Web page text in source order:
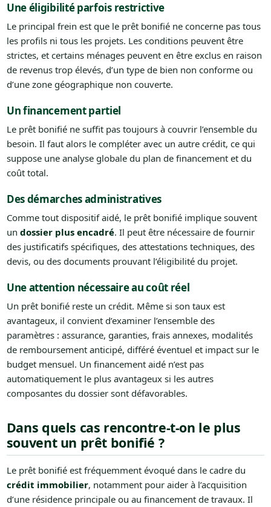
Une éligibilité parfois restrictive
Le principal frein est que le prêt bonifié ne concerne pas tous
les profils ni tous les projets. Les conditions peuvent être
strictes, et certains ménages peuvent en être exclus en raison
de revenus trop élevés, d’un type de bien non conforme ou
d’une zone géographique non couverte.
Un financement partiel
Le prêt bonifié ne suffit pas toujours à couvrir l’ensemble du
besoin. Il faut alors le compléter avec un autre crédit, ce qui
suppose une analyse globale du plan de financement et du
coût total.
Des démarches administratives
Comme tout dispositif aidé, le prêt bonifié implique souvent
un dossier plus encadré. Il peut être nécessaire de fournir
des justificatifs spécifiques, des attestations techniques, des
devis, ou des documents prouvant l’éligibilité du projet.
Une attention nécessaire au coût réel
Un prêt bonifié reste un crédit. Même si son taux est
avantageux, il convient d’examiner l’ensemble des
paramètres : assurance, garanties, frais annexes, modalités
de remboursement anticipé, différé éventuel et impact sur le
budget mensuel. Un financement aidé n’est pas
automatiquement le plus avantageux si les autres
composantes du dossier sont défavorables.
Dans quels cas rencontre-t-on le plus
souvent un prêt bonifié ?
Le prêt bonifié est fréquemment évoqué dans le cadre du
crédit immobilier, notamment pour aider à l’acquisition
d’une résidence principale ou au financement de travaux. Il